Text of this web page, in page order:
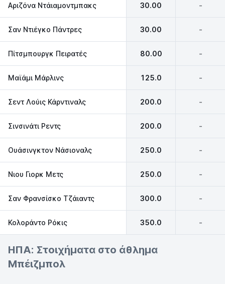
Αριζόνα Ντάιαμοντμπακς 30.00 -
Σαν Ντιέγκο Πάντρες 30.00 -
Πίτσμπουργκ Πειρατές 80.00 -
Μαϊάμι Μάρλινς 125.0 -
Σεντ Λούις Κάρντιναλς 200.0 -
Σινσινάτι Ρεντς 200.0 -
Ουάσινγκτον Νάσιοναλς 250.0 -
Νιου Γιορκ Μετς 250.0 -
Σαν Φρανσίσκο Τζάιαντς 300.0 -
Κολοράντο Ρόκις 350.0 -
ΗΠΑ: Στοιχήματα στο άθλημα
Μπέιζμπολ